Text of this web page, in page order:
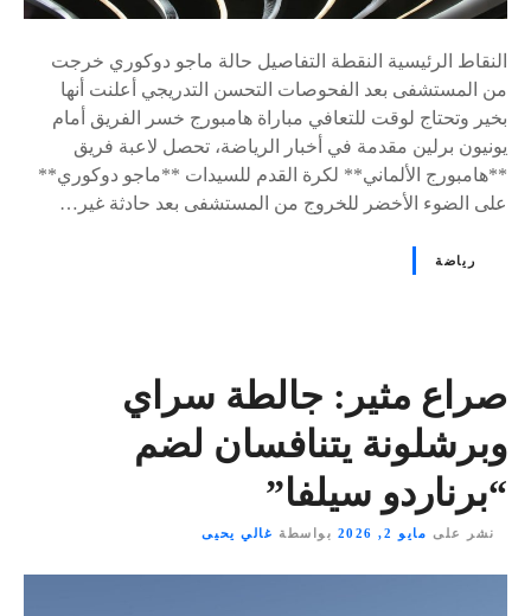
النقاط الرئيسية النقطة التفاصيل حالة ماجو دوكوري خرجت
من المستشفى بعد الفحوصات التحسن التدريجي أعلنت أنها
بخير وتحتاج لوقت للتعافي مباراة هامبورج خسر الفريق أمام
يونيون برلين مقدمة في أخبار الرياضة، تحصل لاعبة فريق
**هامبورج الألماني** لكرة القدم للسيدات **ماجو دوكوري**
على الضوء الأخضر للخروج من المستشفى بعد حادثة غير…
رياضة
صراع مثير: جالطة سراي
وبرشلونة يتنافسان لضم
“برناردو سيلفا”
نشر على مايو 2, 2026 بواسطة غالي يحيى